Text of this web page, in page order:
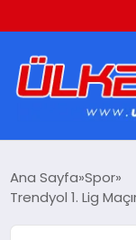
EKONOMI
Ana Sayfa Spor
Trendyol 1. Lig